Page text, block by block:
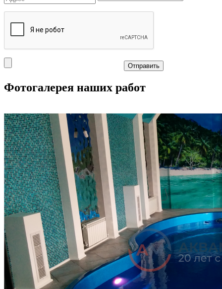
Отправить
Фотогалерея наших работ